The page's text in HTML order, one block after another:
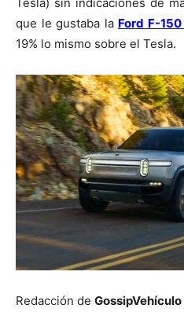
que le gustaba la Ford F-150
19% lo mismo sobre el Tesla.
Redacción de GossipVehículo